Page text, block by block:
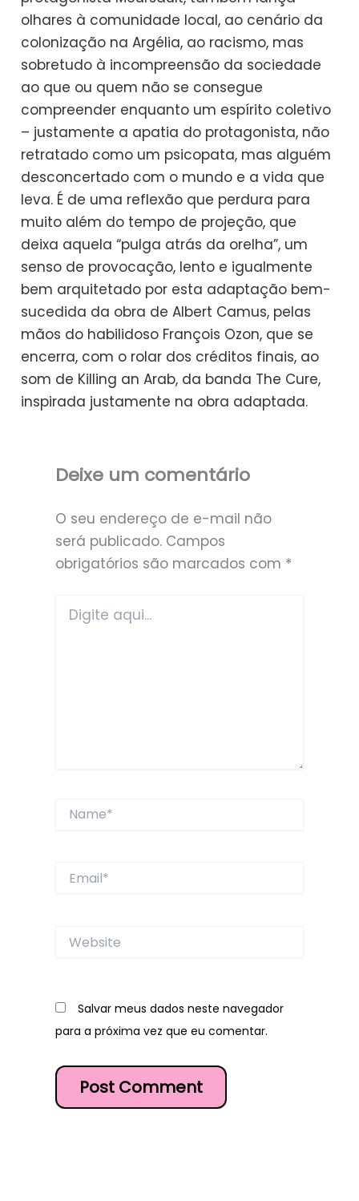
olhares à comunidade local, ao cenário da
colonização na Argélia, ao racismo, mas
sobretudo à incompreensão da sociedade
ao que ou quem não se consegue
compreender enquanto um espírito coletivo
– justamente a apatia do protagonista, não
retratado como um psicopata, mas alguém
desconcertado com o mundo e a vida que
leva. É de uma reflexão que perdura para
muito além do tempo de projeção, que
deixa aquela “pulga atrás da orelha”, um
senso de provocação, lento e igualmente
bem arquitetado por esta adaptação bem-
sucedida da obra de Albert Camus, pelas
mãos do habilidoso François Ozon, que se
encerra, com o rolar dos créditos finais, ao
som de Killing an Arab, da banda The Cure,
inspirada justamente na obra adaptada.
Deixe um comentário
O seu endereço de e-mail não
será publicado. Campos
obrigatórios são marcados com *
aqui...
Website
Salvar meus dados neste navegador
para a próxima vez que eu comentar.